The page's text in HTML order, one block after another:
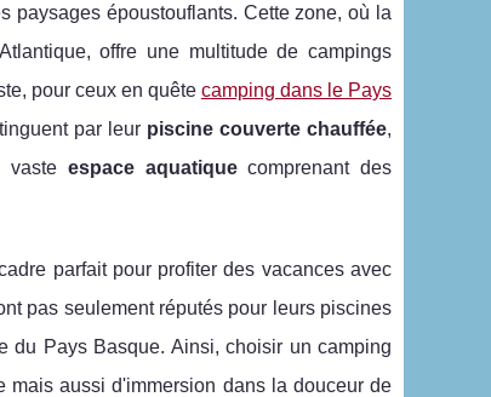
paysages époustouflants. Cette zone, où la
offre une multitude de campings
pour ceux en quête camping dans le Pays
par leur piscine couverte chauffée,
vaste espace aquatiquecomprenant des
parfait pour profiter des vacances avec
pas seulement réputés pour leurs piscines
du Pays Basque. Ainsi, choisir un camping
aussi d'immersion dans la douceur de